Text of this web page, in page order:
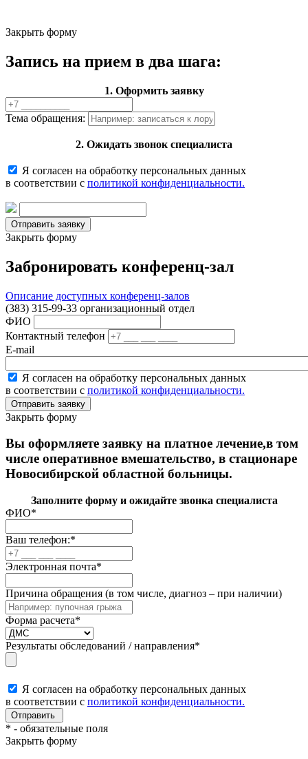
Закрыть форму
Запись на прием в два шага:
1. Оформить заявку
Тема обращения:
2. Ожидать звонок специалиста
Я согласен на обработку персональных данных
в соответствии с политикой конфиденциальности.
Закрыть форму
Забронировать конференц-зал
Описание доступных конференц-залов
(383) 315-99-33 организационный отдел
ФИО
Контактный телефон
E-mail
Я согласен на обработку персональных данных
в соответствии с политикой конфиденциальности.
Закрыть форму
Вы оформляете заявку на платное лечение,в том
числе оперативное вмешательство, в стационаре
Новосибирской областной больницы.
Заполните форму и ожидайте звонка специалиста
ФИО*
Ваш телефон:*
Электронная почта*
Причина обращения (в том числе, диагноз – при наличии)
Форма расчета*
Результаты обследований / направления*
Я согласен на обработку персональных данных
в соответствии с политикой конфиденциальности.
* - обязательные поля
Закрыть форму